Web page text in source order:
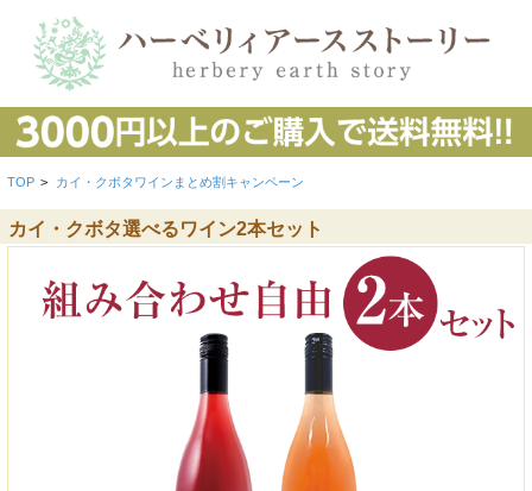
TOP > カイ・クボタワインまとめ割キャンペーン
カイ・クボタ選べるワイン2本セット